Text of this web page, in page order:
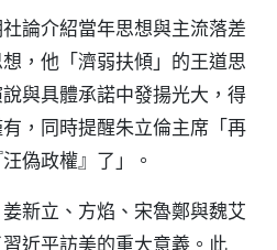
論介紹當年思想與主流落差
，他「濟弱扶傾」的王道思
與具體承諾中發揚光大，得
，同時提醒朱立倫主席「再
偽政權』了」。
新立、方焰、宋魯鄭與魏艾
近平訪美的重大意義。此